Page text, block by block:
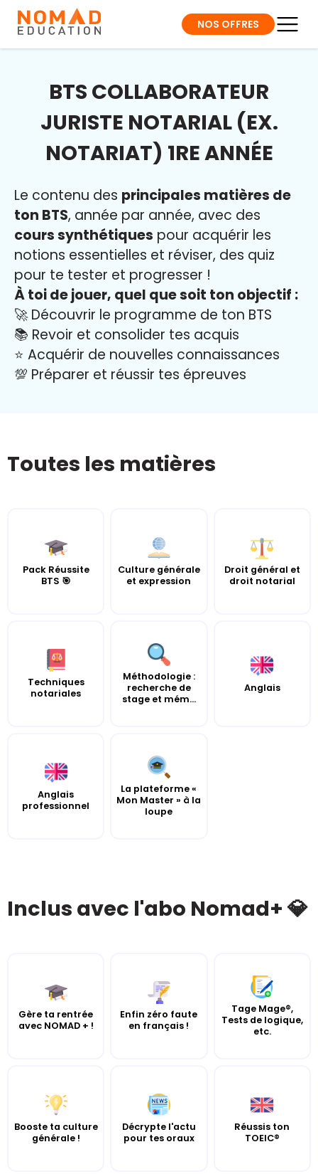
NOS OFFRES
BTS COLLABORATEUR
JURISTE NOTARIAL (EX.
NOTARIAT) 1RE ANNÉE
Le contenu des principales matières de
ton BTS, année par année, avec des
cours synthétiques pour acquérir les
notions essentielles et réviser, des quiz
pour te tester et progresser !
À toi de jouer, quel que soit ton objectif :
🚀 Découvrir le programme de ton BTS
📚 Revoir et consolider tes acquis
⭐️ Acquérir de nouvelles connaissances
💯 Préparer et réussir tes épreuves
Toutes les matières
Pack Réussite
BTS 🎯
Culture générale
et expression
Droit général et
droit notarial
Techniques
notariales
Méthodologie :
recherche de
stage et mém...
Anglais
Anglais
professionnel
La plateforme «
Mon Master » à la
loupe
Inclus avec l'abo Nomad+ 💎
Gère ta rentrée
avec NOMAD + !
Enfin zéro faute
en français !
Tage Mage®,
Tests de logique,
etc.
Booste ta culture
générale !
Décrypte l'actu
pour tes oraux
Réussis ton
TOEIC®